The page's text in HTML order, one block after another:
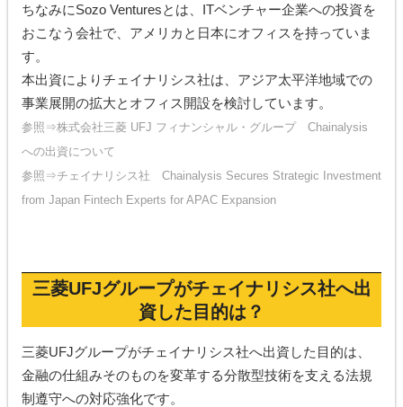
ちなみにSozo Venturesとは、ITベンチャー企業への投資を
おこなう会社で、アメリカと日本にオフィスを持っていま
す。
本出資によりチェイナリシス社は、アジア太平洋地域での
事業展開の拡大とオフィス開設を検討しています。
参照⇒株式会社三菱 UFJ フィナンシャル・グループ Chainalysis
への出資について
参照⇒チェイナリシス社 Chainalysis Secures Strategic Investment
from Japan Fintech Experts for APAC Expansion
三菱UFJグループがチェイナリシス社へ出
資した目的は？
三菱UFJグループがチェイナリシス社へ出資した目的は、
金融の仕組みそのものを変革する分散型技術を支える法規
制遵守への対応強化です。